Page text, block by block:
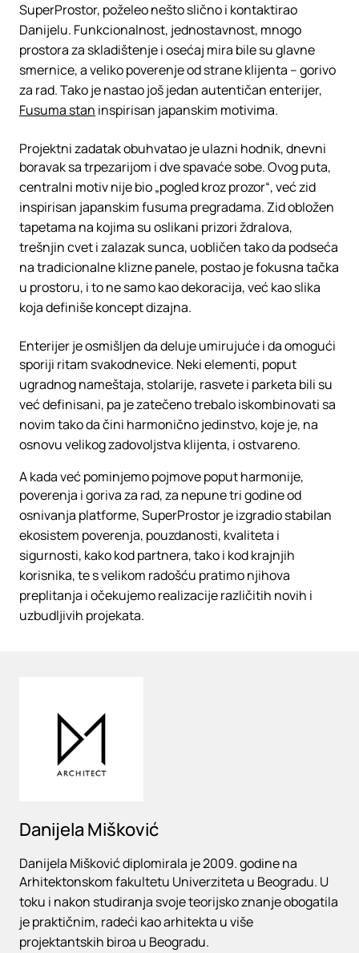
SuperProstor, poželeo nešto slično i kontaktirao
Danijelu. Funkcionalnost, jednostavnost, mnogo
prostora za skladištenje i osećaj mira bile su glavne
smernice, a veliko poverenje od strane klijenta – gorivo
za rad. Tako je nastao još jedan autentičan enterijer,
Fusuma stan inspirisan japanskim motivima.
Projektni zadatak obuhvatao je ulazni hodnik, dnevni
boravak sa trpezarijom i dve spavaće sobe. Ovog puta,
centralni motiv nije bio „pogled kroz prozor“, već zid
inspirisan japanskimfusuma pregradama. Zid obložen
tapetama na kojima su oslikani prizori ždralova,
trešnjin cvet i zalazak sunca, uobličen tako da podseća
na tradicionalne klizne panele, postao je fokusna tačka
u prostoru, i to ne samo kao dekoracija, već kao slika
koja definiše koncept dizajna.
Enterijer je osmišljen da deluje umirujuće i da omogući
sporiji ritam svakodnevice. Neki elementi, poput
ugradnog nameštaja, stolarije, rasvete i parketa bili su
već definisani, pa je zatečeno trebalo iskombinovati sa
novim tako da čini harmonično jedinstvo, koje je, na
osnovu velikog zadovoljstva klijenta, i ostvareno.
A kada već pominjemo pojmove poput harmonije,
poverenja i goriva za rad, za nepune tri godine od
osnivanja platforme, SuperProstor je izgradio stabilan
ekosistem poverenja, pouzdanosti, kvaliteta i
sigurnosti, kako kod partnera, tako i kod krajnjih
korisnika, te s velikom radošću pratimo njihova
preplitanja i očekujemo realizacije različitih novih i
uzbudljivih projekata.
Danijela Mišković
Danijela Mišković diplomirala je 2009. godine na
Arhitektonskom fakultetu Univerziteta u Beogradu. U
toku i nakon studiranja svoje teorijsko znanje obogatila
je praktičnim, radeći kao arhitekta u više
projektantskih biroa u Beogradu.